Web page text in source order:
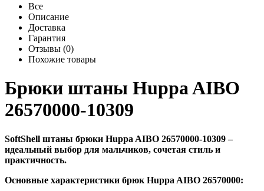
Все
Описание
Доставка
Гарантия
Отзывы (0)
Похожие товары
Брюки штаны Huppa AIBO
26570000-10309
SoftShell штаны брюки Huppa AIBO 26570000-10309 –
идеальный выбор для мальчиков, сочетая стиль и
практичность.
Основные характеристики брюк Huppa AIBO 26570000: